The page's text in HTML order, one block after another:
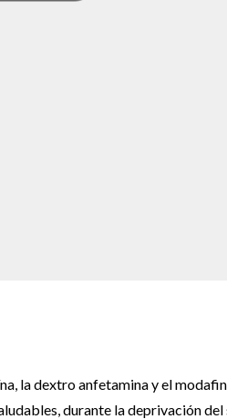
la dextro anfetamina y el
durante la deprivación del